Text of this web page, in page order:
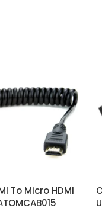
To Micro HDMI